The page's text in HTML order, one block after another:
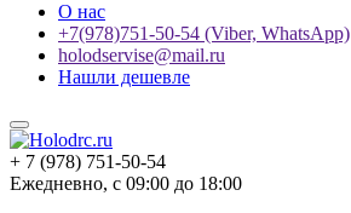
О нас
+7(978)751-50-54 (Viber, WhatsApp)
holodservise@mail.ru
Нашли дешевле
+ 7 (978) 751-50-54
Ежедневно, с 09:00 до 18:00